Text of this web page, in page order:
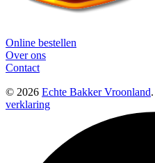
Online bestellen
Over ons
Contact
© 2026 Echte Bakker Vroonland.
verklaring